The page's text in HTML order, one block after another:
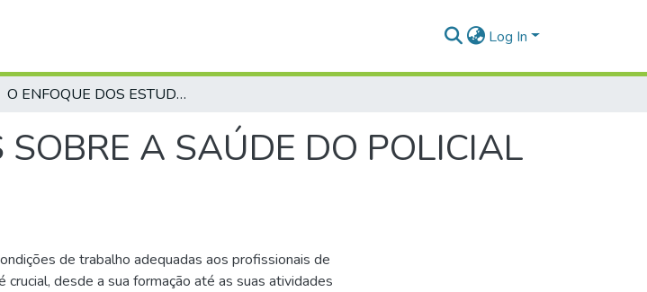
Log In
O ENFOQUE DOS ESTUDOS SOBRE A SAÚDE DO POLICIAL MILITAR
A SAÚDE DO POLICIAL
de trabalho adequadas aos profissionais de
crucial, desde a sua formação até as suas atividades